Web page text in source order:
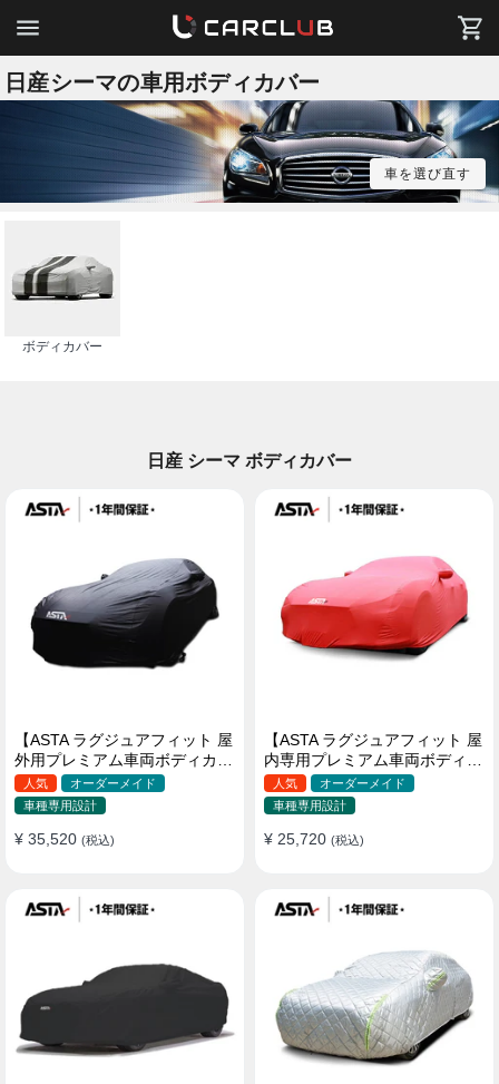
日産シーマの車用ボディカバー
車を選び直す
ボディカバー
日産 シーマ ボディカバー
【ASTA ラグジュアフィット 屋
外用プレミアム車両ボディカバ
ー】PUレザー製 オーダーメイ
ド 高級感 裏起毛車カバー 強風
対策
人気
オーダーメイド
車種専用設計
¥ 35,520 (税込)
【ASTA ラグジュアフィット 屋
内専用プレミアム車両ボディカ
バー】オーダーメイド 最高級
生地 柔かい 裏起毛車カバー
人気
オーダーメイド
車種専用設計
¥ 25,720 (税込)